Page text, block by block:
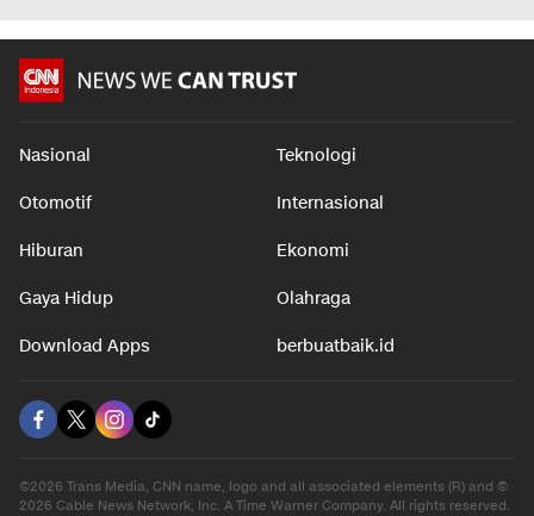
Nasional Teknologi
Otomotif Internasional
Hiburan Ekonomi
Gaya Hidup Olahraga
Download Apps berbuatbaik.id
©2026 Trans Media, CNN name, logo and all associated elements (R) and ©
2026 Cable News Network, Inc. A Time Warner Company. All rights reserved.